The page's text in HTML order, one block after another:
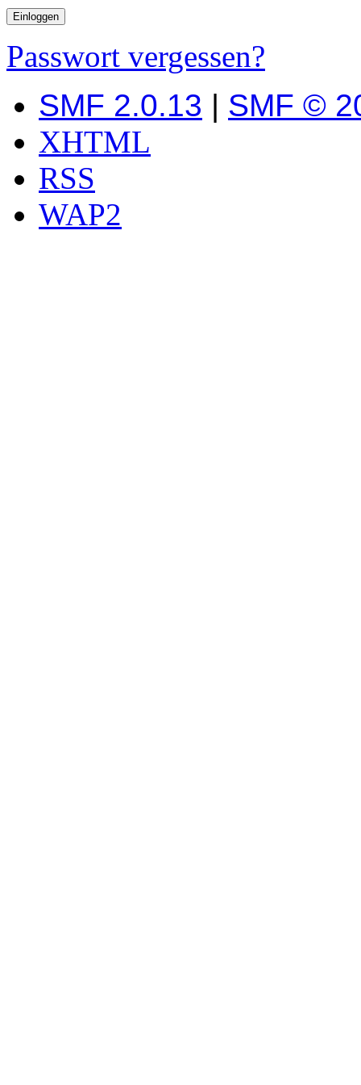
Passwort vergessen?
SMF 2.0.13 | SMF ©
XHTML
RSS
WAP2